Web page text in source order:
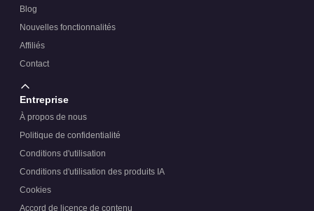
Blog
Nouvelles fonctionnalités
Affiliés
Contact
Entreprise
À propos de nous
Politique de confidentialité
Conditions d'utilisation
Conditions d'utilisation des produits IA
Cookies
Accord de licence de contenu